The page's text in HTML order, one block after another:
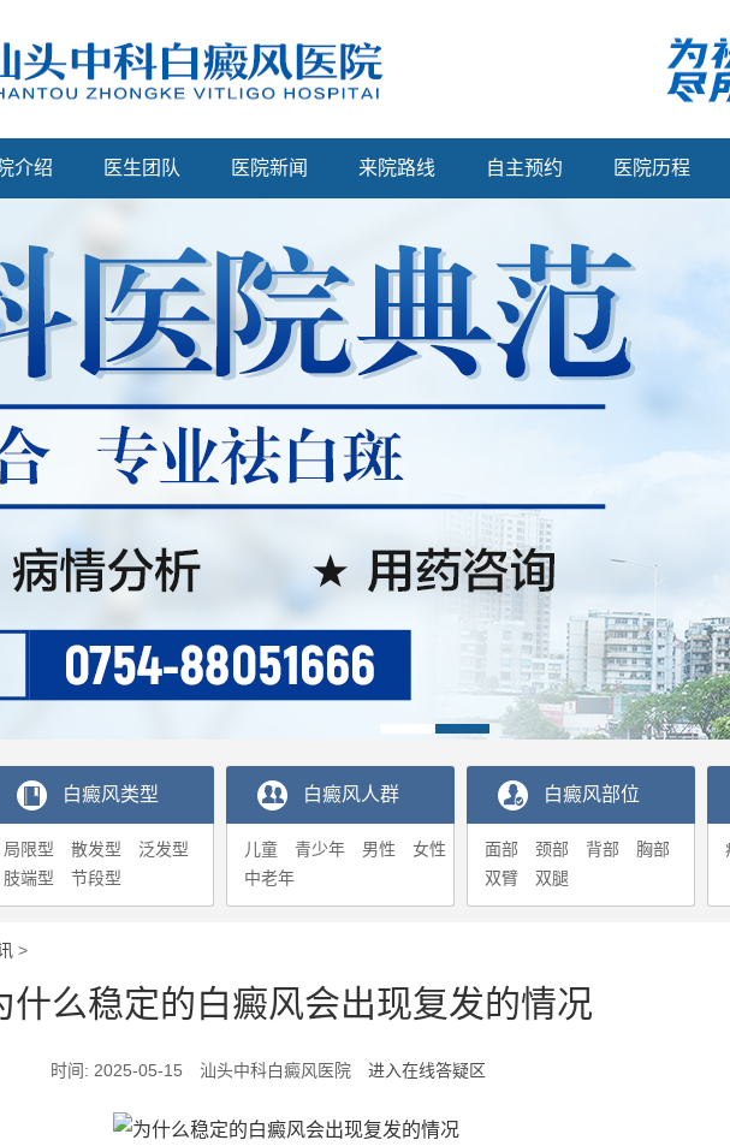
介绍 医生团队 医院新闻 来院路线 自主预约 医院历程
白癜风类型
局限型 散发型
泛发型
肢端型
节段型
白癜风人群
儿童 青少年 男性
女性
中老年
白癜风部位
面部 颈部 背部
胸部
双臂
双腿
>
什么稳定的白癜风会出现复发的情况
时间: 2025-05-15 汕头中科白癜风医院 进入在线答疑区